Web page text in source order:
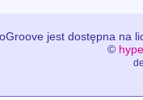
jest dostępna na
©